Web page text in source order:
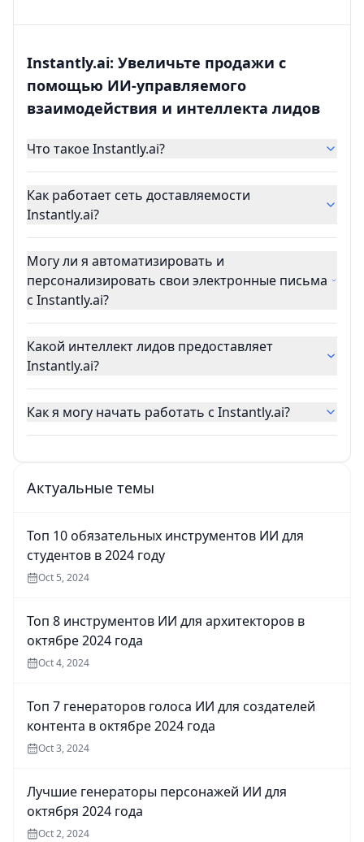
Instantly.ai: Увеличьте продажи с
помощью ИИ-управляемого
взаимодействия и интеллекта лидов
Что такое Instantly.ai?
Как работает сеть доставляемости
Instantly.ai?
Могу ли я автоматизировать и
персонализировать свои электронные письма
с Instantly.ai?
Какой интеллект лидов предоставляет
Instantly.ai?
Как я могу начать работать с Instantly.ai?
Актуальные темы
Топ 10 обязательных инструментов ИИ для
студентов в 2024 году
Oct 5, 2024
Топ 8 инструментов ИИ для архитекторов в
октябре 2024 года
Oct 4, 2024
Топ 7 генераторов голоса ИИ для создателей
контента в октябре 2024 года
Oct 3, 2024
Лучшие генераторы персонажей ИИ для
октября 2024 года
Oct 2, 2024